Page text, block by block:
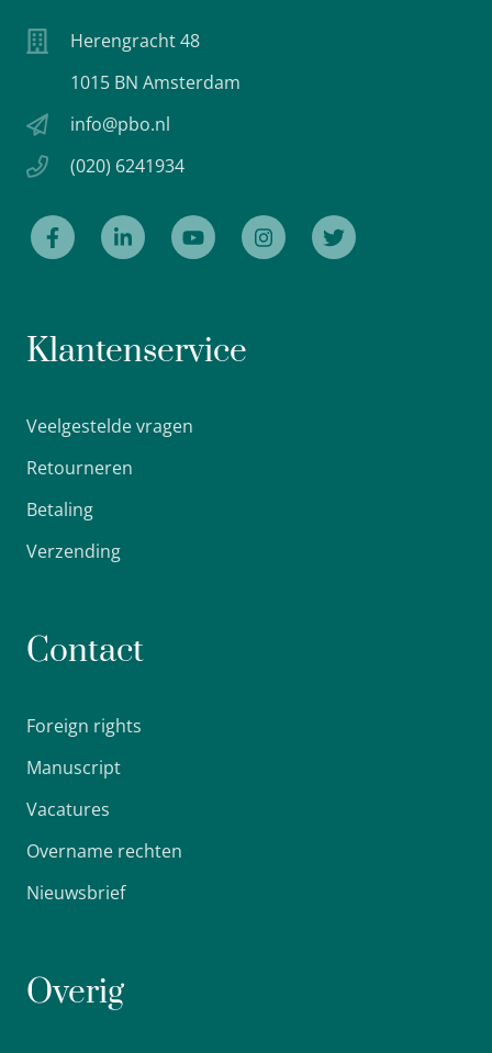
Herengracht 48
1015 BN Amsterdam
info@pbo.nl
(020) 6241934
Klantenservice
Veelgestelde vragen
Retourneren
Betaling
Verzending
Contact
Foreign rights
Manuscript
Vacatures
Overname rechten
Nieuwsbrief
Overig